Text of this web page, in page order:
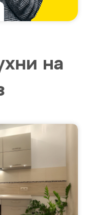
на